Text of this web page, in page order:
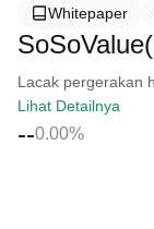
Whitepaper
Lacak pergerakan
Lihat Detailnya
--0.00%